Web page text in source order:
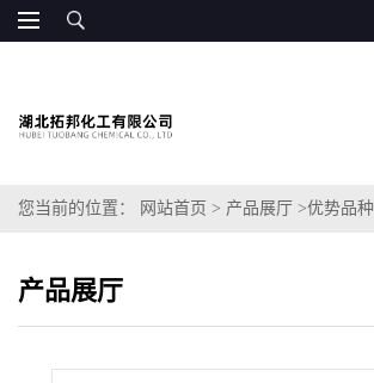
您当前的位置： 网站首页 > 产品展厅 >优势品种
产品展厅